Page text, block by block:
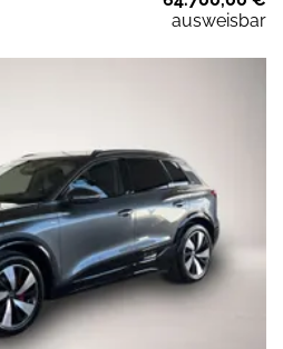
ausweisbar